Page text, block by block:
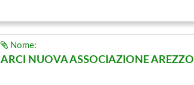
Nome:
ARCI NUOVA ASSOCIAZIONE AREZZO